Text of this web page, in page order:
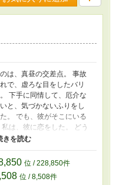
は、真昼の交差点。 事故
で、虚ろな目をしたバリ
下手に同情して、厄介な
と、気づかないふりをし
。 でも、彼がそこにいる
は、彼に恋をした。 どう
はない、悲しい恋を。
われない恋をする女の子
いんですが。 恋愛なのか
リーがどれなのかすごく
位 / 228,850件
位 / 8,508件